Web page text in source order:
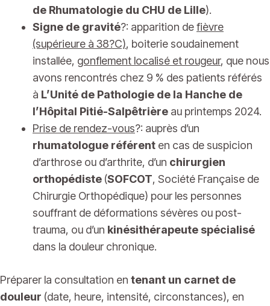
de Rhumatologie du CHU de Lille).
Signe de gravité?: apparition defièvre
(supérieure à 38?C), boiterie soudainement
installée, gonflement localisé et rougeur, que nous
avons rencontrés chez 9 % des patients référés
à L’Unité de Pathologie de la Hanche de
l’Hôpital Pitié-Salpêtrière au printemps 2024.
Prise de rendez-vous?: auprès d’un
rhumatologue référent en cas de suspicion
d’arthrose ou d’arthrite, d’un chirurgien
orthopédiste (SOFCOT, Société Française de
Chirurgie Orthopédique) pour les personnes
souffrant de déformations sévères ou post-
trauma, ou d’un kinésithérapeute spécialisé
dans la douleur chronique.
Préparer la consultation en tenant un carnet de
douleur (date, heure, intensité, circonstances), en